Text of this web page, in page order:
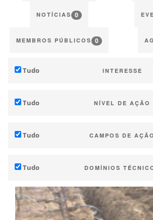
NOTÍCIAS 0
MEMBROS PÚBLICOS 0
Tudo INTERESSE
Mitigação (das emissões de
Tudo NÍVEL DE AÇÃO
Indústria (empresas,
Políticas públicas
Consumidor
Tudo CAMPOS DE AÇÃO
Gestão e Marketing
Estratégia e Transição
Investigação e
Tudo DOMÍNIOS
Solo
Gestão da água